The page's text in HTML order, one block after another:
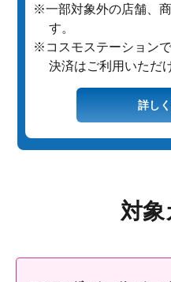
※一部対象外の店舗、
す。
※コスモステーション
決済はご利用いただ
詳し
対象